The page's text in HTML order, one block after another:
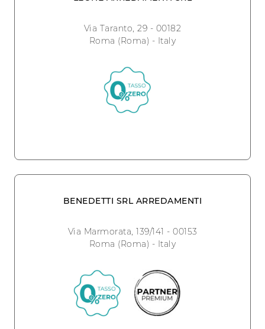
Via Taranto, 29 - 00182
Roma (Roma) - Italy
BENEDETTI SRL ARREDAMENTI
Via Marmorata, 139/141 - 00153
Roma (Roma) - Italy